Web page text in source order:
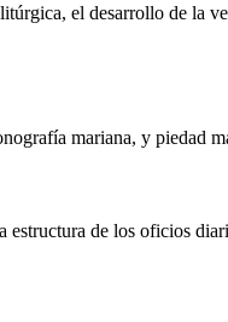
el desarrollo de la
mariana, y piedad
de los oficios